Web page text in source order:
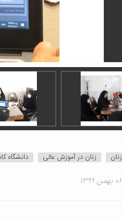
زنان زنان در آموزش عالی دانشگاه